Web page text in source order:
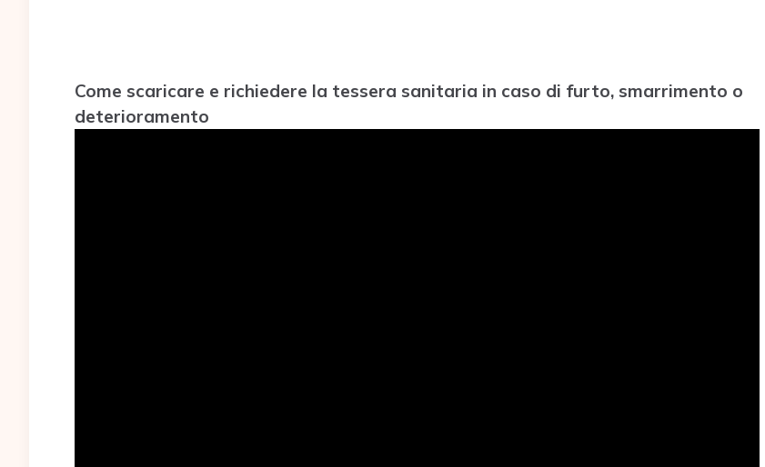
Come scaricare e richiedere la tessera sanitaria in caso di furto, smarrimento o
deterioramento